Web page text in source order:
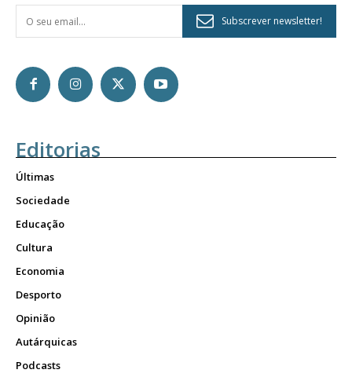
Subscrever newsletter!
Editorias
Últimas
Sociedade
Educação
Cultura
Economia
Desporto
Opinião
Autárquicas
Podcasts